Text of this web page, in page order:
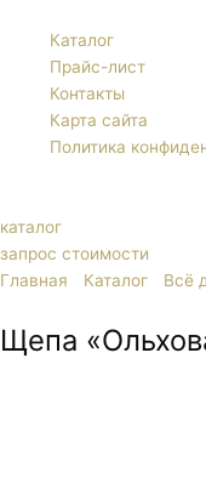
Каталог
Прайс-лист
Контакты
Карта сайта
Политика
каталог
запрос стоимости
Главная
Каталог Всё
Щепа